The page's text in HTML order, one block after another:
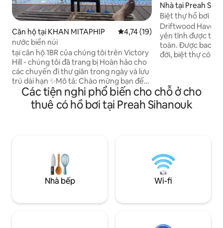
Căn hộ tại KHAN MITAPHIP Xếp hạng trung bình 4,74/5,
4,74 (19)
nước biển núi
tại căn hộ 1BR của chúng tôi trên Victory
Hill - chúng tôi đã trang bị Hoàn hảo cho
các chuyến đi thư giãn trong ngày và lưu
trú dài hạn ✨Mô tả: Chào mừng bạn đến
với ngôi nhà của chúng tôi trên Victory
Hill, nơi có tầm nhìn ngoạn mục ra bến
cảng. Căn hộ hiện đại và thoải mái này là
mong được chào đón bạn tại căn hộ
chung cư của chúng tôi trên Đồi Chiến
thắng, nơi sự thoải mái kết hợp với tầm
nhìn tuyệt đẹp!
Nhà tại Preah
Biệt thự hồ bơi
nhiệt đới yên bình
Driftwood Haven
yên tĩnh được
toàn. Được bao
đới, biệt thự có 3
in. Bước ra ngoài
nắng của riêng
buổi sáng chậm
lội. Kết cấu tự nhiên, tông màu nhẹ
Các tiện nghi phổ biến cho chỗ ở cho
thuê có hồ bơi tại Preah Sihanouk
Nhà bếp Wi-fi